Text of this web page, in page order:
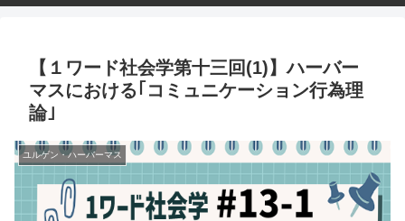
【１ワード社会学第十三回(1)】ハーバー
マスにおける｢コミュニケーション行為理
論｣
ユルゲン・ハーバーマス